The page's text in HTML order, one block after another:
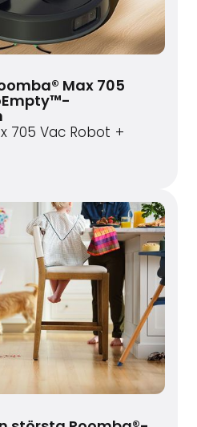
Max 705
705 Vac Robot +